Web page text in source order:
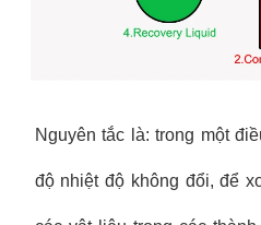
Nguyên tắc là: trong một
độ nhiệt độ không đổi, để